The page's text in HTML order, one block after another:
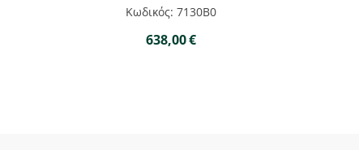
Κωδικός: 7130B0
638,00€